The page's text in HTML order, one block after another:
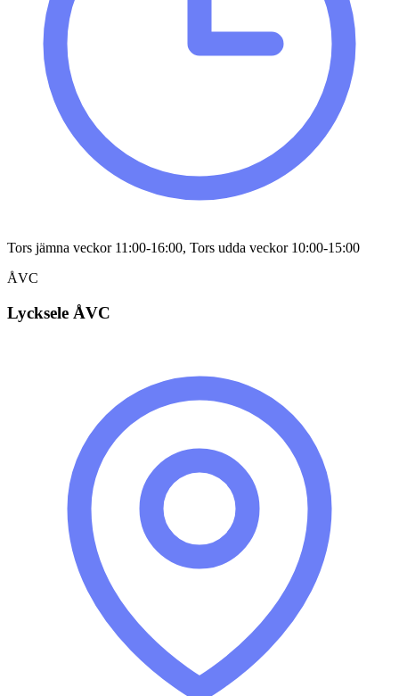
Tors jämna veckor 11:00-16:00, Tors udda veckor 10:00-15:00
ÅVC
Lycksele ÅVC